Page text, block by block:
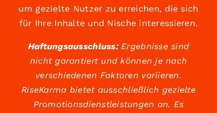
um gezielte Nutzer zu erreichen, die sich
für Ihre Inhalte und Nische interessieren.
Haftungsausschluss:Ergebnisse sind
nicht garantiert und können je nach
verschiedenen Faktoren variieren.
RiseKarma bietet ausschließlich gezielte
Promotionsdienstleistungen an. Es